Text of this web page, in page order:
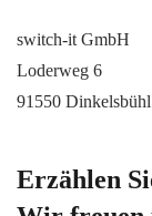
switch-it GmbH
Loderweg 6
91550 Dinkelsbühl
Erzählen